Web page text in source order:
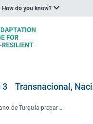
do you know?
3 Transnacional,
Proyecto Turquíano de Turquía preparado para iniciar actividades de formación sobre el cambio climático a nivel local en todo el país